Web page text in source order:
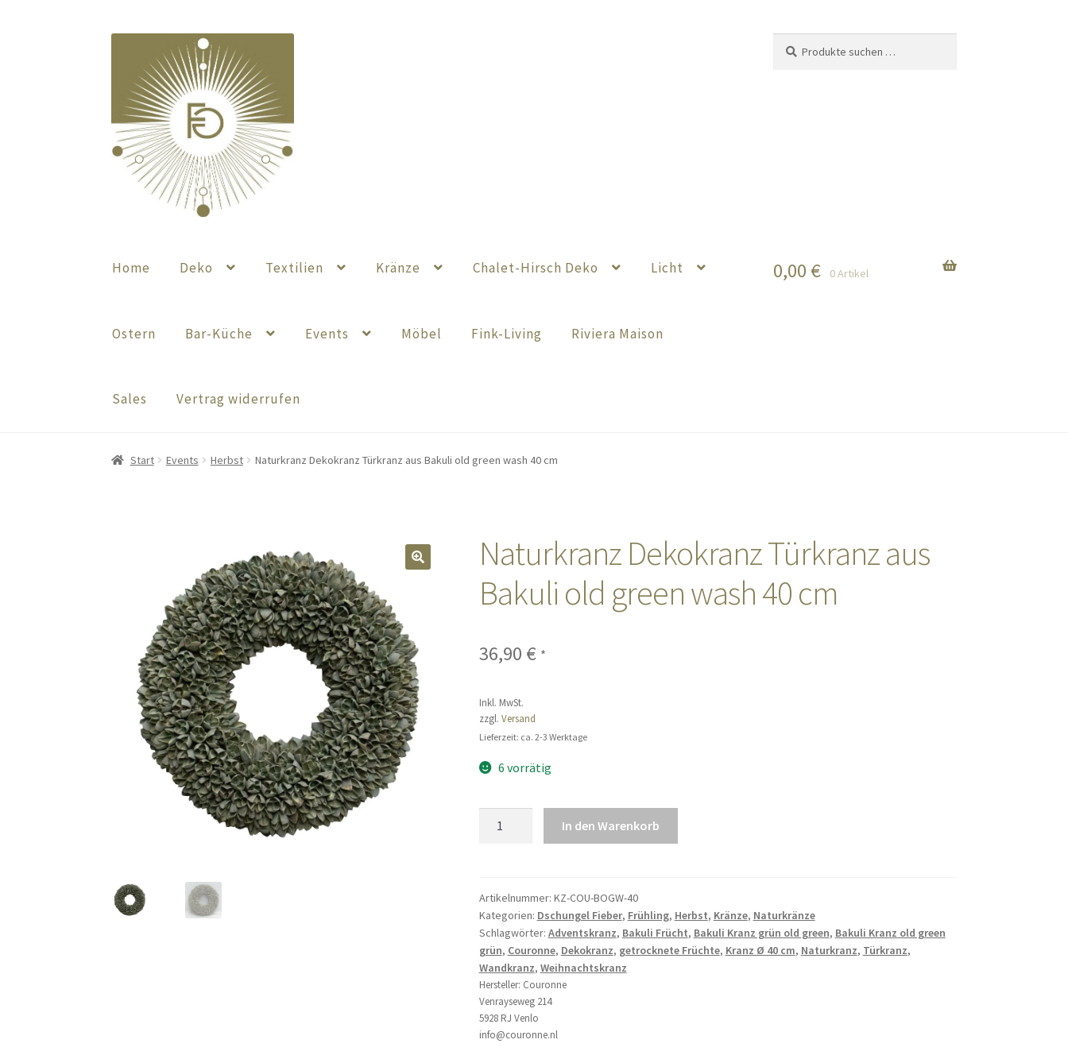
Navigation
springen
springen
nach:
Home Deko Textilien Kränze Chalet-Hirsch Deko Licht
Ostern Bar-Küche Events Möbel Fink-Living Riviera Maison
Sales Vertrag widerrufen
0,00 € 0 Artikel
Start Events Herbst Naturkranz Dekokranz Türkranz aus Bakuli old green wash 40 cm
Naturkranz Dekokranz Türkranz aus
Bakuli old green wash 40 cm
36,90 € *
Inkl. MwSt.
zzgl. Versand
Lieferzeit: ca. 2-3 Werktage
6 vorrätig
Bakuli
old
green
wash
40
cm
Menge
In den Warenkorb
Artikelnummer: KZ-COU-BOGW-40
Kategorien: Dschungel Fieber, Frühling, Herbst, Kränze, Naturkränze
Schlagwörter: Adventskranz, Bakuli Frücht, Bakuli Kranz grün old green, Bakuli Kranz old green
grün, Couronne, Dekokranz, getrocknete Früchte, Kranz Ø 40 cm, Naturkranz, Türkranz,
Wandkranz, Weihnachtskranz
Hersteller: Couronne
Venrayseweg 214
5928 RJ Venlo
info@couronne.nl